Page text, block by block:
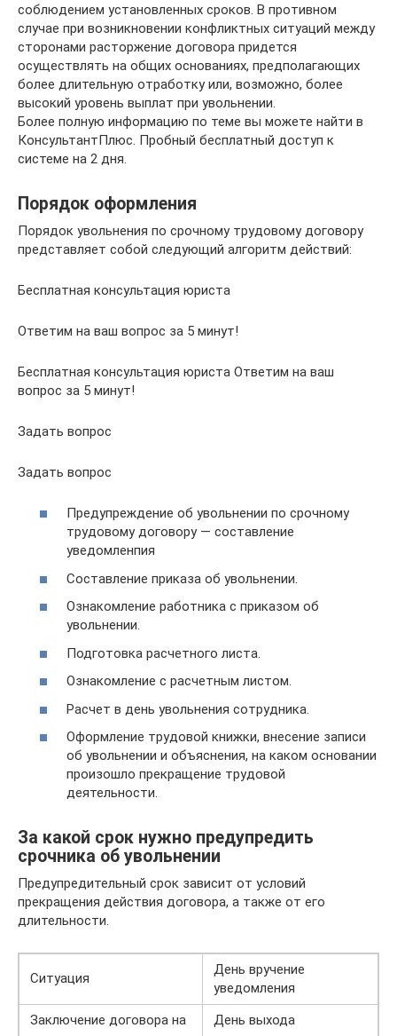
соблюдением установленных сроков. В противном
случае при возникновении конфликтных ситуаций между
сторонами расторжение договора придется
осуществлять на общих основаниях, предполагающих
более длительную отработку или, возможно, более
высокий уровень выплат при увольнении.
Более полную информацию по теме вы можете найти в
КонсультантПлюс. Пробный бесплатный доступ к
системе на 2 дня.
Порядок оформления
Порядок увольнения по срочному трудовому договору
представляет собой следующий алгоритм действий:
Бесплатная консультация юриста
Ответим на ваш вопрос за 5 минут!
Бесплатная консультация юриста Ответим на ваш
вопрос за 5 минут!
Задать вопрос
Задать вопрос
Предупреждение об увольнении по срочному
трудовому договору — составление
уведомленпия
Составление приказа об увольнении.
Ознакомление работника с приказом об
увольнении.
Подготовка расчетного листа.
Ознакомление с расчетным листом.
Расчет в день увольнения сотрудника.
Оформление трудовой книжки, внесение записи
об увольнении и объяснения, на каком основании
произошло прекращение трудовой
деятельности.
За какой срок нужно предупредить
срочника об увольнении
Предупредительный срок зависит от условий
прекращения действия договора, а также от его
длительности.
Ситуация
День вручение
уведомления
Заключение договора на
День выхода